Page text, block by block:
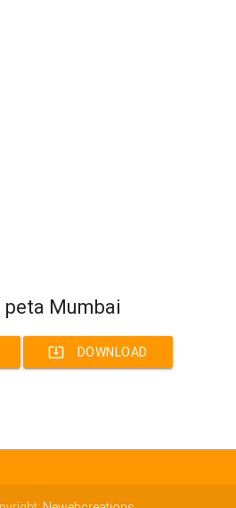
peta Mumbai
system_update_alt DOWNLOAD